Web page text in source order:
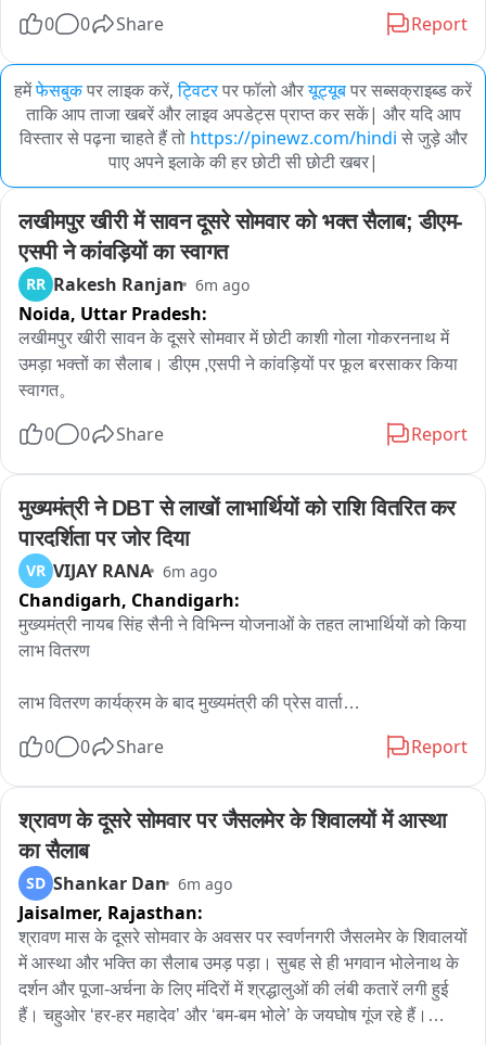
0 0 Share Report
हमेंफेसबुकपर लाइक करें, ट्विटरपर फॉलो औरयूट्यूबपर सब्सक्राइब्ड करें
ताकि आप ताजा खबरें और लाइव अपडेट्स प्राप्त कर सकें| और यदि आप
विस्तार से पढ़ना चाहते हैं तो https://pinewz.com/hindi से जुड़े और
पाए अपने इलाके की हर छोटी सी छोटी खबर|
लखीमपुर खीरी में सावन दूसरे सोमवार को भक्त सैलाब; डीएम-
एसपी ने कांवड़ियों का स्वागत
RR Rakesh Ranjan 6m ago
Noida, Uttar Pradesh:
लखीमपुर खीरी सावन के दूसरे सोमवार में छोटी काशी गोला गोकरननाथ में
उमड़ा भक्तों का सैलाब। डीएम ,एसपी ने कांवड़ियों पर फूल बरसाकर किया
स्वागत。
0 0 Share Report
मुख्यमंत्री ने DBT से लाखों लाभार्थियों को राशि वितरित कर
पारदर्शिता पर जोर दिया
VR VIJAY RANA 6m ago
Chandigarh, Chandigarh:
मुख्यमंत्री नायब सिंह सैनी ने विभिन्न योजनाओं के तहत लाभार्थियों को किया
लाभ वितरण
लाभ वितरण कार्यक्रम के बाद मुख्यमंत्री की प्रेस वार्ता
आज दीनदयाल लाडो लक्ष्मी योजना की दसवीं किस्त जारी- मुख्यमंत्री
करोड़ 62 लाख रुपए की राशि डाली गई
अब तक 10 किस्तों में 2 हजार 42 करोड़ 31 लाख रुपए की राशि दी जा
चुकी है- मुख्यमंत्री
आज 15 सामाजिक सुरक्षा पेंशन योजनाओं के तहत 1124 करोड़ 94 लाख
रुपए की राशि खातों में डाली गई
यह राशि सीधे 34 लाख 93 हजार 978 लाभार्थियों के खातों में डाली गई
DBT के माध्यम से किया जा रहा है यह भुगतान हमारी पारदर्शिता और
सुशासन के प्रति प्रतिबद्धता का प्रतीक
आज दयालु योजना के तहत 6224 परिवारों को 234 करोड़ 77 लाख रुपए
0 0 Share Report
श्रावण के दूसरे सोमवार पर जैसलमेर के शिवालयों में आस्था
का सैलाब
SD Shankar Dan 6m ago
Jaisalmer, Rajasthan:
श्रावण मास के दूसरे सोमवार के अवसर पर स्वर्णनगरी जैसलमेर के शिवालयों
में आस्था और भक्ति का सैलाब उमड़ पड़ा। सुबह से ही भगवान भोलेनाथ के
दर्शन और पूजा-अर्चना के लिए मंदिरों में श्रद्धालुओं की लंबी कतारें लगी हुई
हैं। चहुओर ‘हर-हर महादेव’ और ‘बम-बम भोले’ के जयघोष गूंज रहे हैं।